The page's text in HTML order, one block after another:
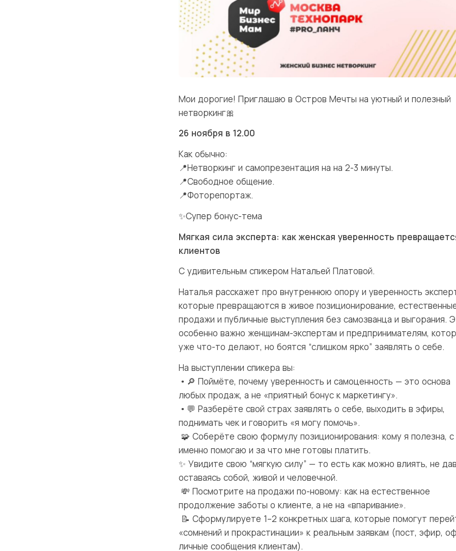
Мои дорогие! Приглашаю в Остров Мечты на уютный и полезный
нетворкинг🎀
26 ноября в 12.00
Как обычно:
📍Нетворкинг и самопрезентация на на 2-3 минуты.
📍Свободное общение.
📍Фоторепортаж.
✨Супер бонус-тема
Мягкая сила эксперта: как женская уверенность
клиентов
С удивительным спикером Натальей Платовой.
Наталья расскажет про внутреннюю опору и уверенность
которые превращаются в живое позиционирование,
продажи и публичные выступления без самозванца и выгорания.
особенно важно женщинам-экспертам и предпринимателям,
уже что-то делают, но боятся “слишком ярко” заявлять о себе.
На выступлении спикера вы:
• 🔎 Поймёте, почему уверенность и самоценность — это основа
любых продаж, а не «приятный бонус к маркетингу».
• 💬 Разберёте свой страх заявлять о себе, выходить в эфиры,
поднимать чек и говорить «я могу помочь».
🧩 Соберёте свою формулу позиционирования: кому я полезна, с
именно помогаю и за что мне готовы платить.
✨ Увидите свою “мягкую силу” — то есть как можно влиять, не
оставаясь собой, живой и человечной.
💸 Посмотрите на продажи по-новому: как на естественное
продолжение заботы о клиенте, а не на «впаривание».
📝 Сформулируете 1–2 конкретных шага, которые помогут
«сомнений и прокрастинации» к реальным заявкам (пост, эфир,
личные сообщения клиентам).